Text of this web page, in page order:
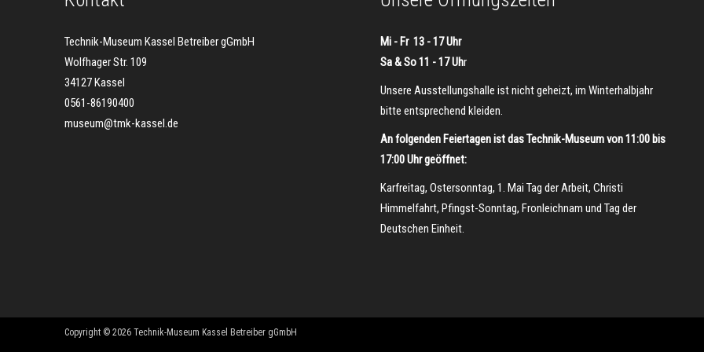
Technik-Museum Kassel Betreiber gGmbH
Wolfhager Str. 109
34127 Kassel
0561-86190400
museum@tmk-kassel.de
Mi - Fr 13 - 17 Uhr
Sa & So 11 - 17 Uhr
Unsere Ausstellungshalle ist nicht geheizt, im Winterhalbjahr
bitte entsprechend kleiden.
An folgenden Feiertagen ist das Technik-Museum von 11:00 bis
17:00 Uhr geöffnet:
Karfreitag, Ostersonntag, 1. Mai Tag der Arbeit, Christi
Himmelfahrt, Pfingst-Sonntag, Fronleichnam und Tag der
Deutschen Einheit.
Copyright © 2026 Technik-Museum Kassel Betreiber gGmbH